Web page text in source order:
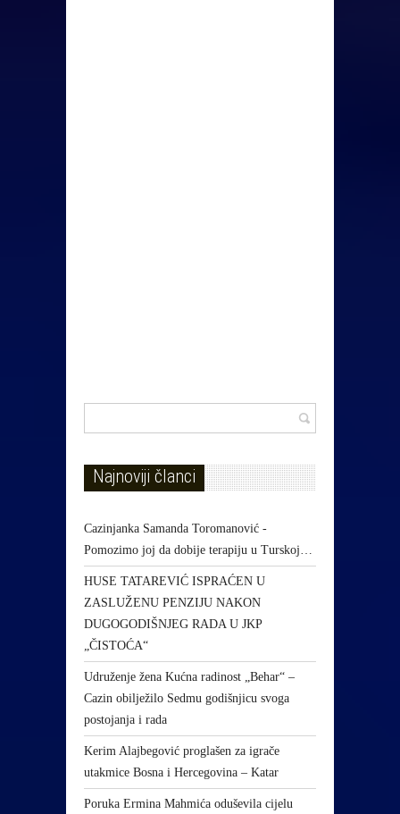
Najnoviji članci
Cazinjanka Samanda Toromanović -
Pomozimo joj da dobije terapiju u Turskoj…
HUSE TATAREVIĆ ISPRAĆEN U
ZASLUŽENU PENZIJU NAKON
DUGOGODIŠNJEG RADA U JKP
„ČISTOĆA“
Udruženje žena Kućna radinost „Behar“ –
Cazin obilježilo Sedmu godišnjicu svoga
postojanja i rada
Kerim Alajbegović proglašen za igrače
utakmice Bosna i Hercegovina – Katar
Poruka Ermina Mahmića oduševila cijelu